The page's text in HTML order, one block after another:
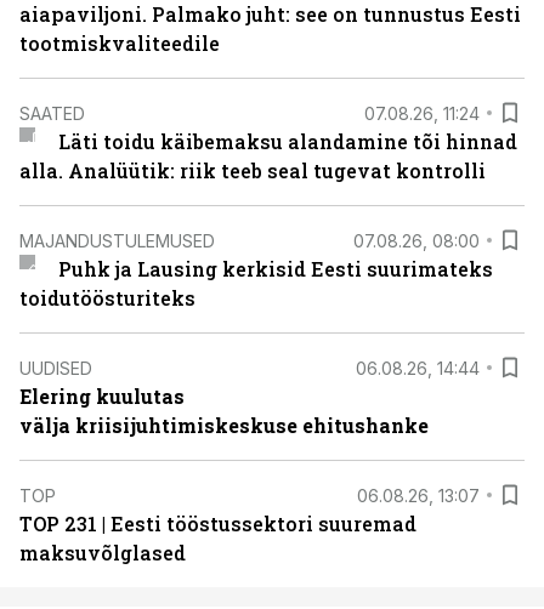
aiapaviljoni. Palmako juht: see on tunnustus Eesti
tootmiskvaliteedile
SAATED 07.08.26, 11:24
Läti toidu käibemaksu alandamine tõi hinnad
alla. Analüütik: riik teeb seal tugevat kontrolli
MAJANDUSTULEMUSED 07.08.26, 08:00
Puhk ja Lausing kerkisid Eesti suurimateks
toidutöösturiteks
UUDISED 06.08.26, 14:44
Elering kuulutas
välja kriisijuhtimiskeskuse ehitushanke
TOP 06.08.26, 13:07
TOP 231 | Eesti tööstussektori suuremad
maksuvõlglased